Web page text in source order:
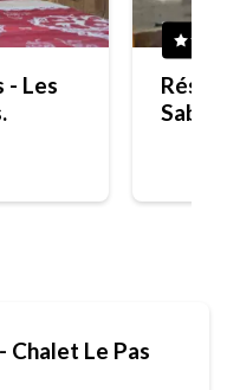
- Les
Sabot
Chalet Le Pas